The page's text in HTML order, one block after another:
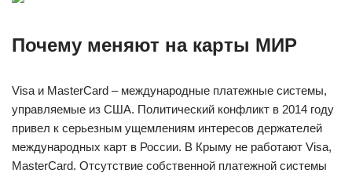
Почему меняют на карты МИР
Visa и MasterCard – международные платежные системы,
управляемые из США. Политический конфликт в 2014 году
привел к серьезным ущемлениям интересов держателей
международных карт в России. В Крыму не работают Visa,
MasterCard. Отсутствие собственной платежной системы